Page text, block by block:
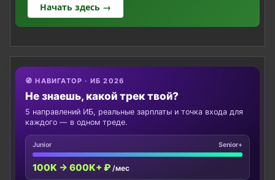
Начать здесь →
🧭 НАВИГАТОР · ИБ 2026
Не знаешь, какой трек твой?
5 направлений ИБ, реальные зарплаты и точка входа для
каждого — в одном треде.
Junior Senior+
100K → 600K+ ₽ /мес